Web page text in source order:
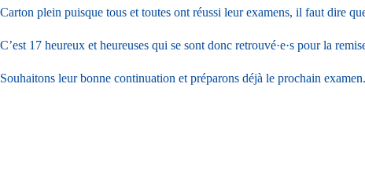
Carton plein puisque tous et toutes ont réussi leur examens, il faut dire
C’est 17 heureux et heureuses qui se sont donc retrouvé·e·s pour la
Souhaitons leur bonne continuation et préparons déjà le prochain examen.